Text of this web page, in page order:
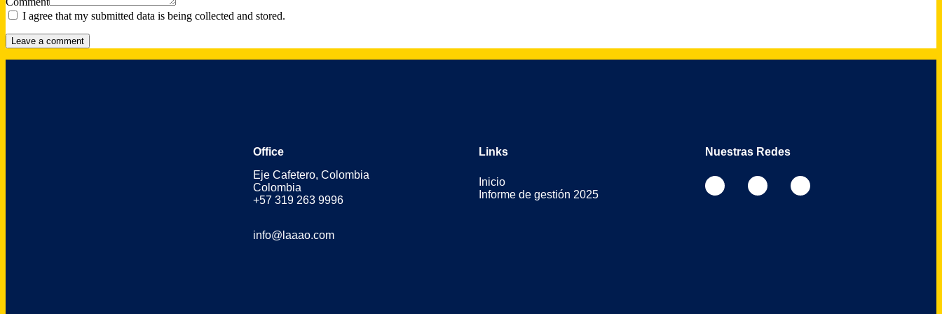
I agree that my submitted data is being collected and stored.
Office
Eje Cafetero, Colombia
Colombia
+57 319 263 9996
info@laaao.com
Links
Inicio
Informe de gestión 2025
Nuestras Redes